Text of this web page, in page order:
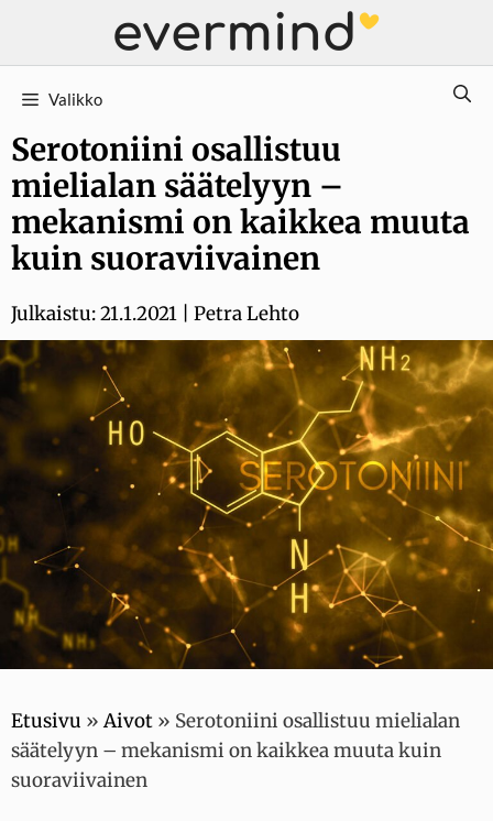
Valikko
Serotoniini osallistuu
mielialan säätelyyn –
mekanismi on kaikkea muuta
kuin suoraviivainen
Julkaistu:21.1.2021 Petra Lehto
Etusivu » Aivot » Serotoniini osallistuu mielialan
säätelyyn – mekanismi on kaikkea muuta kuin
suoraviivainen